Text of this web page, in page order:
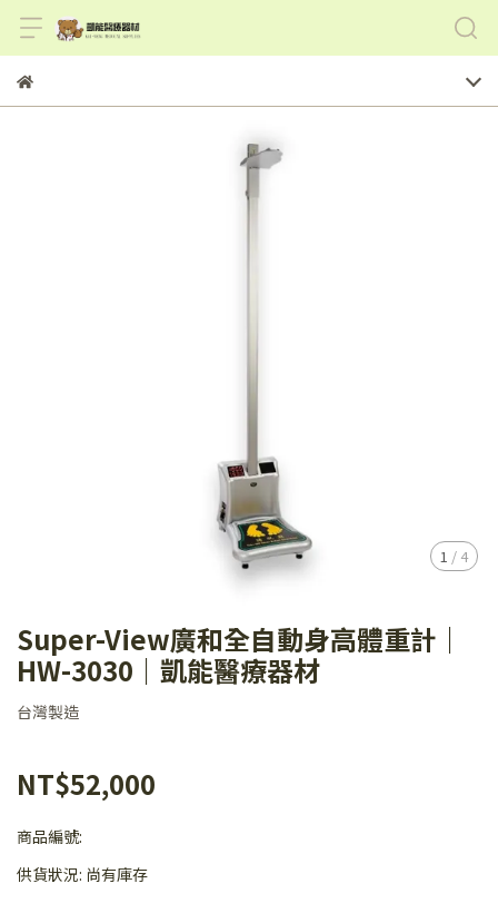
1 / 4
Super-View廣和全自動身高體重計｜
HW-3030｜凱能醫療器材
台灣製造
NT$52,000
商品編號:
供貨狀況: 尚有庫存